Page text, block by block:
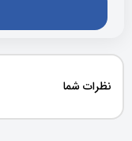
نظرات شما